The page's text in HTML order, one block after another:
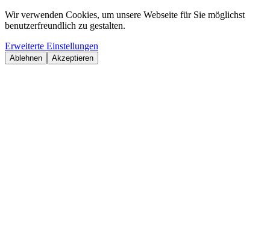
Wir verwenden Cookies, um unsere Webseite für Sie möglichst
benutzerfreundlich zu gestalten.
Erweiterte Einstellungen
Ablehnen Akzeptieren